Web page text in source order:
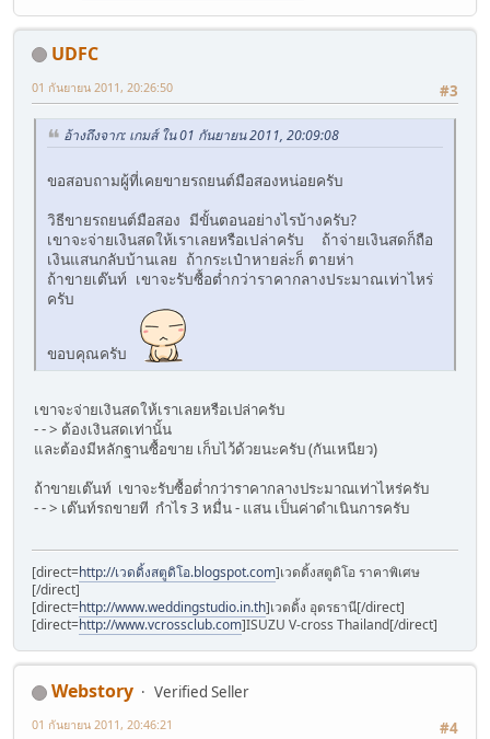
UDFC
#3
01 กันยายน 2011, 20:26:50
อ้างถึงจาก: เกมส์ ใน 01 กันยายน 2011, 20:09:08
ขอสอบถามผู้ที่เคยขายรถยนต์มือสองหน่อยครับ
วิธีขายรถยนต์มือสอง มีขั้นตอนอย่างไรบ้างครับ?
เขาจะจ่ายเงินสดให้เราเลยหรือเปล่าครับ ถ้าจ่ายเงินสดก็ถือ
เงินแสนกลับบ้านเลย ถ้ากระเป๋าหายล่ะก็ ตายห่า
ถ้าขายเต๊นท์ เขาจะรับซื้อต่ำกว่าราคากลางประมาณเท่าไหร่
ครับ
ขอบคุณครับ
เขาจะจ่ายเงินสดให้เราเลยหรือเปล่าครับ
- - > ต้องเงินสดเท่านั้น
และต้องมีหลักฐานซื้อขาย เก็บไว้ด้วยนะครับ (กันเหนียว)
ถ้าขายเต๊นท์ เขาจะรับซื้อต่ำกว่าราคากลางประมาณเท่าไหร่ครับ
- - > เต๊นท์รถขายที กำไร 3 หมื่น - แสน เป็นค่าดำเนินการครับ
[direct=http://เวดดิ้งสตูดิโอ.blogspot.com]เวดดิ้งสตูดิโอ ราคาพิเศษ
[/direct]
[direct=http://www.weddingstudio.in.th]เวดดิ้ง อุดรธานี[/direct]
[direct=http://www.vcrossclub.com]ISUZU V-cross Thailand[/direct]
Webstory
Verified Seller
#4
01 กันยายน 2011, 20:46:21